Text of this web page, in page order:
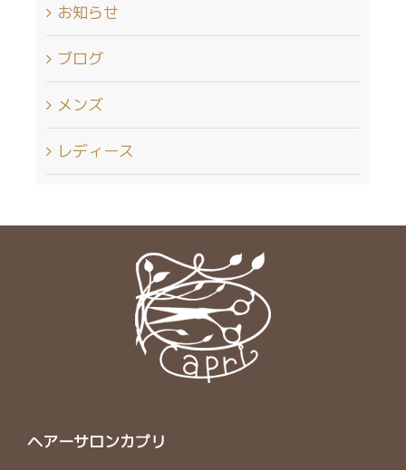
お知らせ
ブログ
メンズ
レディース
ヘアーサロンカプリ